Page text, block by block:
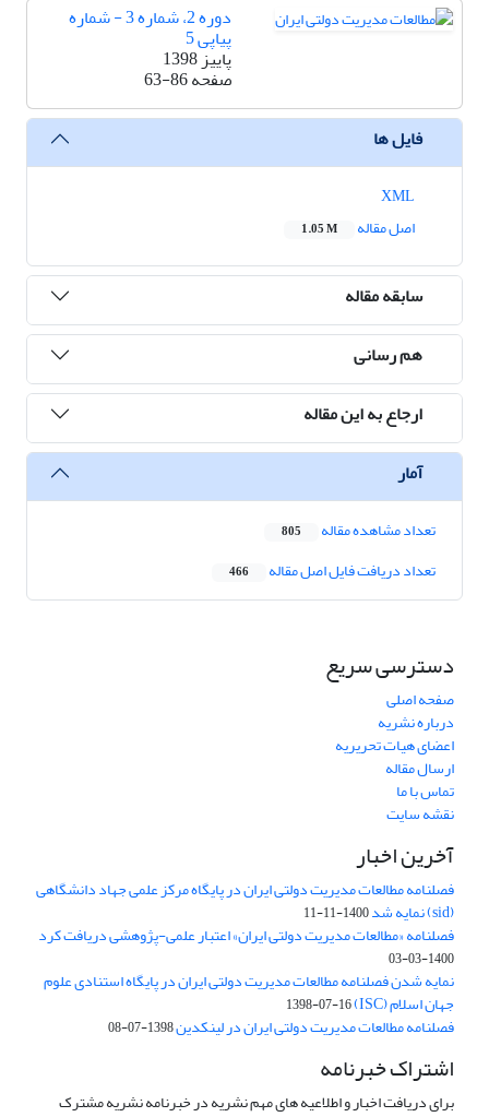
دوره 2، شماره 3 - شماره
پیاپی 5
پاییز 1398
صفحه63-86
فایل ها
اصل مقاله
1.05 M
سابقه مقاله
هم رسانی
ارجاع به این مقاله
آمار
تعداد مشاهده مقاله 805
تعداد دریافت فایل اصل مقاله 466
دسترسی سریع
صفحه اصلی
درباره نشریه
اعضای هیات تحریریه
ارسال مقاله
تماس با ما
نقشه سایت
آخرین اخبار
فصلنامه مطالعات مدیریت دولتی ایران در پایگاه مرکز علمی جهاد دانشگاهی
(sid) نمایه شد 1400-11-11
فصلنامه «مطالعات مدیریت دولتی ایران» اعتبار علمی-پژوهشی دریافت کرد
1400-03-03
نمایه شدن فصلنامه مطالعات مدیریت دولتی ایران در پایگاه استنادی علوم
جهان اسلام (ISC) 1398-07-16
فصلنامه مطالعات مدیریت دولتی ایران در لینکدین1398-07-08
اشتراک خبرنامه
برای دریافت اخبار و اطلاعیه های مهم نشریه در خبرنامه نشریه مشترک